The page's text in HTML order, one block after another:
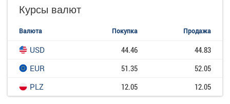
Курсы валют
Валюта Покупка Продажа
USD 44.46
44.83
EUR
51.35
52.05
PLZ
12.05 12.05